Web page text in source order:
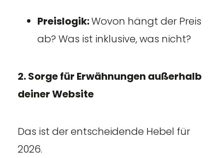
Preislogik:Wovon hängt der Preis
ab? Was ist inklusive, was nicht?
2. Sorge für Erwähnungen außerhalb
deiner Website
Das ist der entscheidende Hebel für
2026.